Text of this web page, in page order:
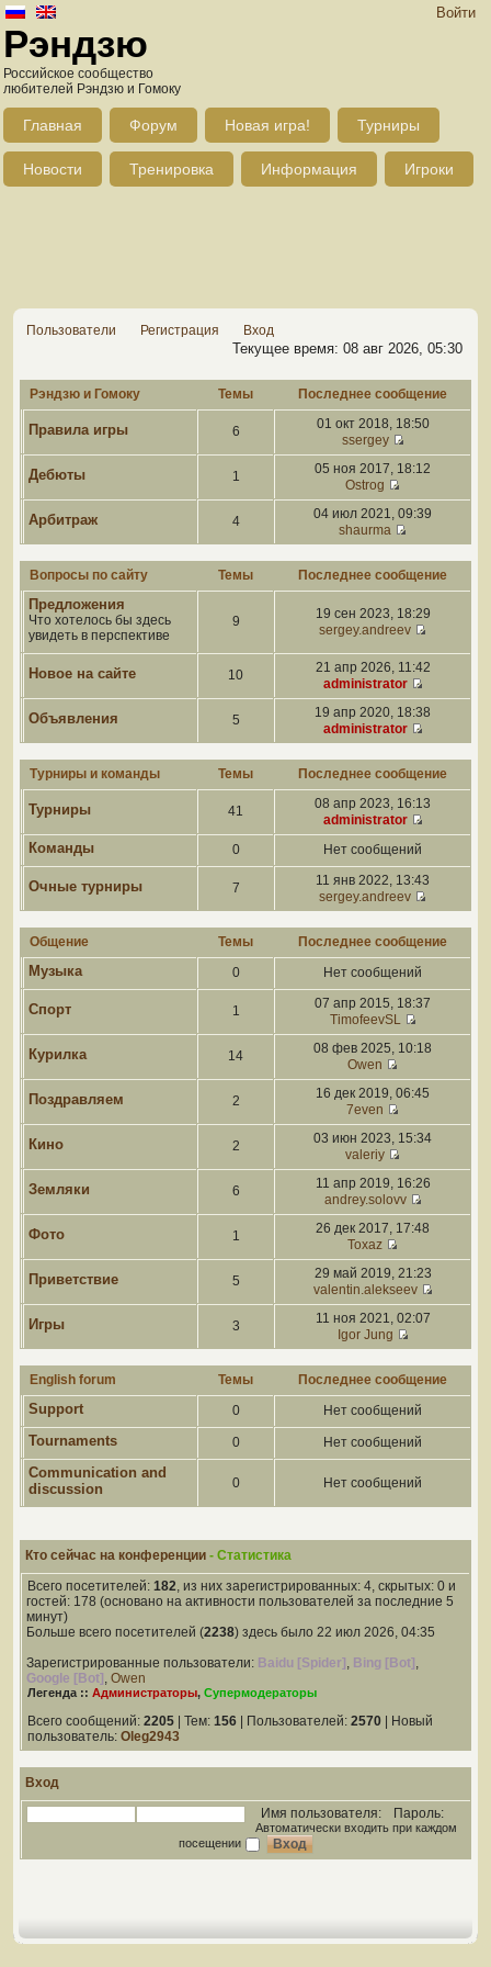
Войти
Рэндзю
Российское сообщество
любителей Рэндзю и Гомоку
Главная Форум Новая игра! Турниры
Новости Тренировка Информация Игроки
Пользователи Регистрация Вход
Текущее время: 08 авг 2026, 05:30
Рэндзю и Гомоку Темы Последнее сообщение
Правила игры 6
01 окт 2018, 18:50
ssergey
Дебюты 1
05 ноя 2017, 18:12
Ostrog
Арбитраж 4
04 июл 2021, 09:39
shaurma
Вопросы по сайту Темы Последнее сообщение
Предложения
Что хотелось бы здесь
увидеть в перспективе
9
19 сен 2023, 18:29
sergey.andreev
Новое на сайте 10
21 апр 2026, 11:42
administrator
Объявления 5
19 апр 2020, 18:38
administrator
Турниры и команды Темы Последнее сообщение
Турниры 41
08 апр 2023, 16:13
administrator
Команды 0 Нет сообщений
Очные турниры 7
11 янв 2022, 13:43
sergey.andreev
Общение Темы Последнее сообщение
Музыка 0 Нет сообщений
Спорт 1
07 апр 2015, 18:37
TimofeevSL
Курилка 14
08 фев 2025, 10:18
Owen
Поздравляем 2
16 дек 2019, 06:45
7even
Кино 2
03 июн 2023, 15:34
valeriy
Земляки 6
11 апр 2019, 16:26
andrey.solovv
Фото 1
26 дек 2017, 17:48
Toxaz
Приветствие 5
29 май 2019, 21:23
valentin.alekseev
Игры 3
11 ноя 2021, 02:07
Igor Jung
English forum Темы Последнее сообщение
Support 0 Нет сообщений
Tournaments 0 Нет сообщений
Communication and
discussion
0 Нет сообщений
Кто сейчас на конференции - Статистика
Всего посетителей: 182, из них зарегистрированных: 4, скрытых: 0 и
гостей: 178 (основано на активности пользователей за последние 5
минут)
Больше всего посетителей (2238) здесь было 22 июл 2026, 04:35
Зарегистрированные пользователи: Baidu [Spider] , Bing [Bot] ,
Google [Bot] , Owen
Легенда :: Администраторы, Супермодераторы
Всего сообщений: 2205 | Тем: 156 | Пользователей: 2570 | Новый
пользователь: Oleg2943
Вход
Имя пользователя:
Пароль:
Автоматически входить при каждом
посещении